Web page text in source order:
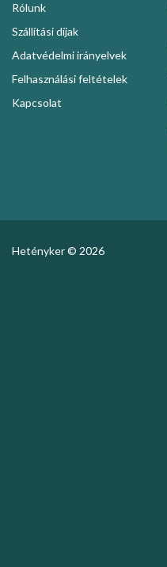
Rólunk
Szállítási díjak
Adatvédelmi irányelvek
Felhasználási feltételek
Kapcsolat
Hetényker © 2026